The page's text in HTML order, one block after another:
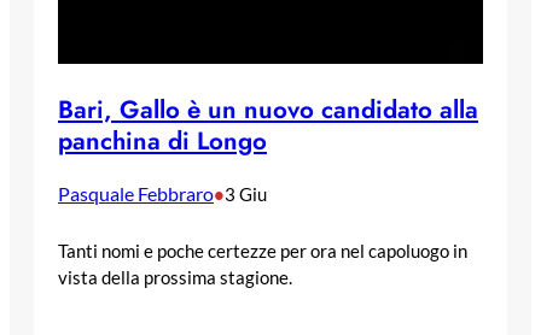
Bari, Gallo è un nuovo candidato alla
panchina di Longo
Pasquale Febbraro•3 Giu
Tanti nomi e poche certezze per ora nel capoluogo in
vista della prossima stagione.